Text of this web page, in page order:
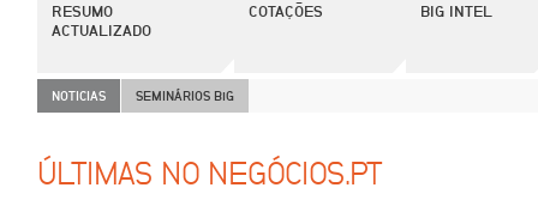
RESUMO
ACTUALIZADO
COTAÇÕES BIG INTEL
NOTICIAS SEMINÁRIOS BiG
ÚLTIMAS NO NEGÓCIOS.PT